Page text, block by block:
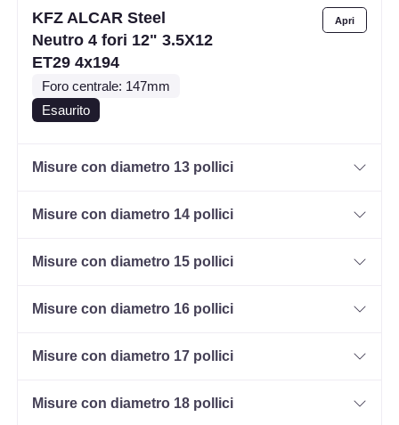
KFZ ALCAR Steel
Neutro 4 fori 12" 3.5X12
ET29 4x194
Foro centrale: 147mm
Esaurito
Misure con diametro 13 pollici
Misure con diametro 14 pollici
Misure con diametro 15 pollici
Misure con diametro 16 pollici
Misure con diametro 17 pollici
Misure con diametro 18 pollici